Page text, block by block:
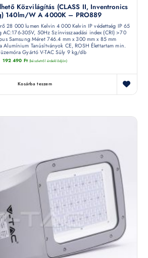
Közvilágítás (CLASS II, Inventronics
140lm/W A 4000K – PRO889
28 000 lumen Kelvin 4 000 Kelvin IP védettség IP 65
AC:176-305V, 50Hz Színvisszaadási index (CRI) >70
Samsung Méret 746.4 mm x 300 mm x 85 mm
Alumínium Tanúsítványok CE, ROSH Élettartam min.
Gyártó V-TAC Súly 9 kg/db
192 490 Ft (készletről érdeklődjön)
Kosárba teszem